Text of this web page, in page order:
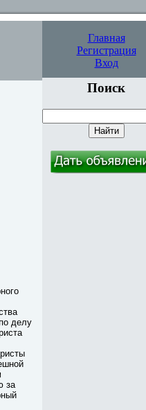
Главная
Регистрация
Вход
делу
за
Поиск